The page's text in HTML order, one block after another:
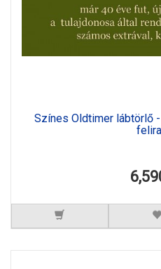
Színes Oldtimer lábtörlő